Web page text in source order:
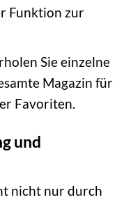
Funktion zur
Sie einzelne
Magazin für
Favoriten.
und
nicht nur durch